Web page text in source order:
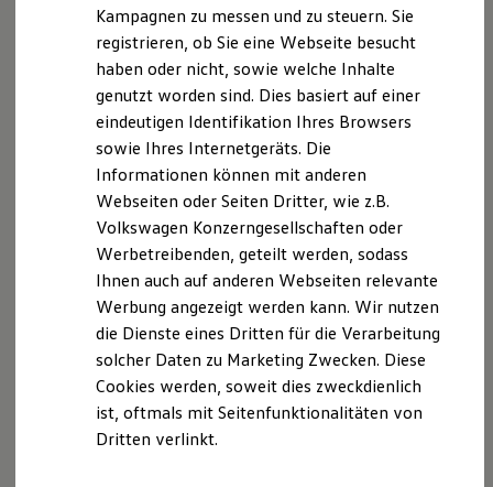
Marke und Erlebnis
Volkswagen R und R Experience
R-Modelle
R Experience
Driving Experience
Volkswagen entdecken
Werkbesichtigung
Lifestyle Shop
T-Roc Kollektion
Golf Kollektion
ID. Kollektion
Volkswagen Kollektion
R-Kollektion
GTI Kollektion
Fußball Drop
we drive football
#wedriveproud
Besitzer und Service
Software Updates
Service und Ersatzteile
Der T-Cross
Wendig, flexibel, vielseitig. Entdecken Sie den
T‑Cross.
Mehr zum T-Cross erfahren
Kampagnen zu messen und zu steuern. Sie
registrieren, ob Sie eine Webseite besucht
haben oder nicht, sowie welche Inhalte
genutzt worden sind. Dies basiert auf einer
eindeutigen Identifikation Ihres Browsers
sowie Ihres Internetgeräts. Die
Informationen können mit anderen
Webseiten oder Seiten Dritter, wie z.B.
Volkswagen Konzerngesellschaften oder
Werbetreibenden, geteilt werden, sodass
Ihnen auch auf anderen Webseiten relevante
Werbung angezeigt werden kann. Wir nutzen
die Dienste eines Dritten für die Verarbeitung
solcher Daten zu Marketing Zwecken. Diese
Cookies werden, soweit dies zweckdienlich
ist, oftmals mit Seitenfunktionalitäten von
Dritten verlinkt.